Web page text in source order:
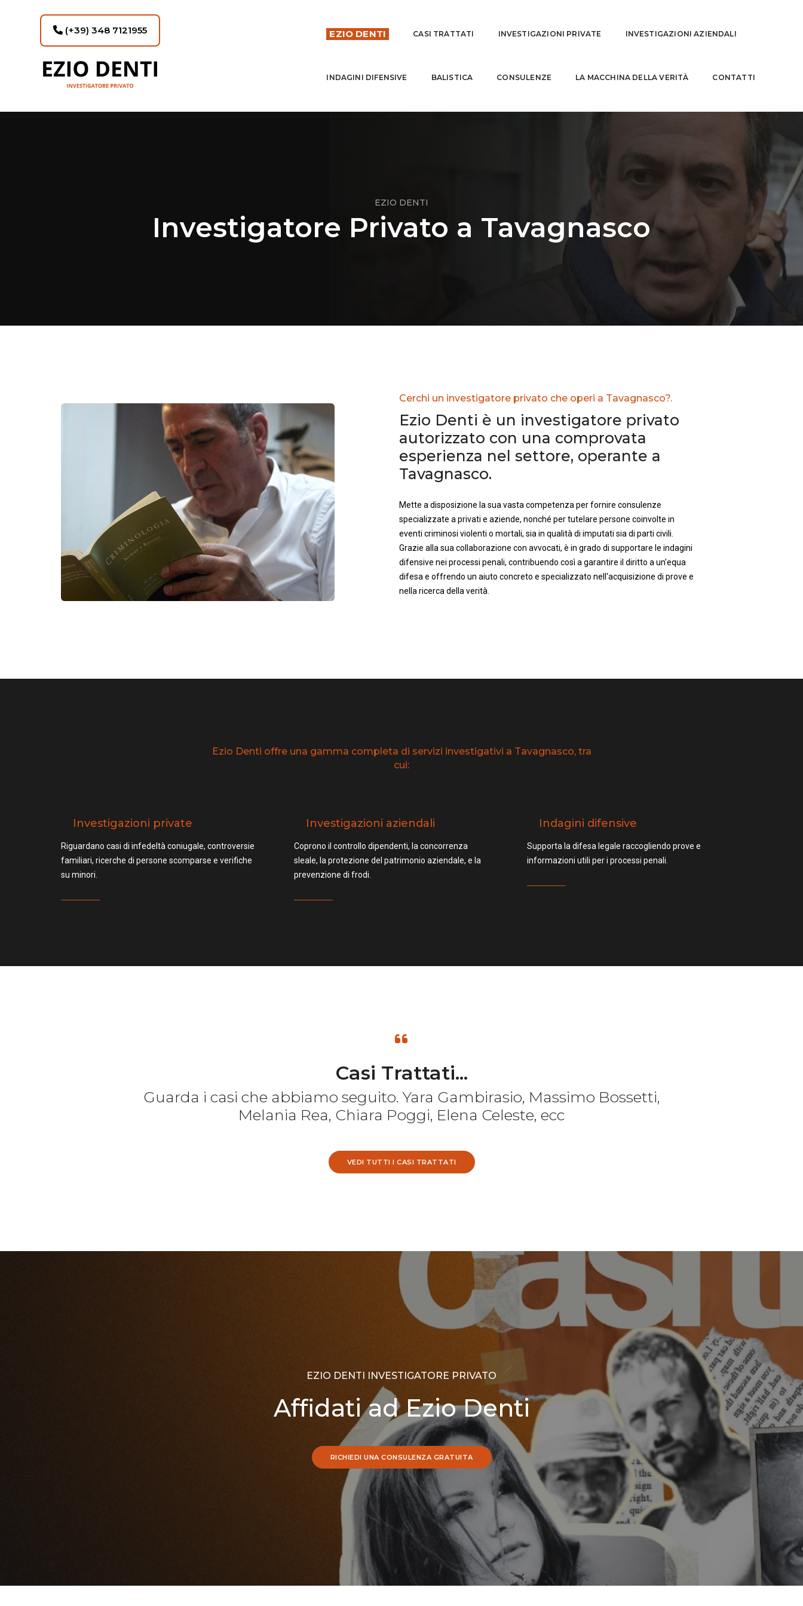
(+39) 348 7121955 EZIO DENTI CASI TRATTATI INVESTIGAZIONI PRIVATE INVESTIGAZIONI AZIENDALI
INDAGINI DIFENSIVE BALISTICA CONSULENZE LA MACCHINA DELLA VERITÀ CONTATTI
EZIO DENTI
Investigatore Privato a Tavagnasco
Cerchi un investigatore privato che operi a Tavagnasco?.
Ezio Denti è un investigatore privato
autorizzato con una comprovata
esperienza nel settore, operante a
Tavagnasco.
Mette a disposizione la sua vasta competenza per fornire consulenze
specializzate a privati e aziende, nonché per tutelare persone coinvolte in
eventi criminosi violenti o mortali, sia in qualità di imputati sia di parti civili.
Grazie alla sua collaborazione con avvocati, è in grado di supportare le indagini
difensive nei processi penali, contribuendo così a garantire il diritto a un'equa
difesa e offrendo un aiuto concreto e specializzato nell'acquisizione di prove e
nella ricerca della verità.
Ezio Denti offre una gamma completa di servizi investigativi a Tavagnasco, tra
cui:
Investigazioni private
Riguardano casi di infedeltà coniugale, controversie
familiari, ricerche di persone scomparse e verifiche
su minori.
Investigazioni aziendali
Coprono il controllo dipendenti, la concorrenza
sleale, la protezione del patrimonio aziendale, e la
prevenzione di frodi.
Indagini difensive
Supporta la difesa legale raccogliendo prove e
informazioni utili per i processi penali.
Casi Trattati...
Guarda i casi che abbiamo seguito. Yara Gambirasio, Massimo Bossetti,
Melania Rea, Chiara Poggi, Elena Celeste, ecc
VEDI TUTTI I CASI TRATTATI
EZIO DENTI INVESTIGATORE PRIVATO
Affidati ad Ezio Denti
RICHIEDI UNA CONSULENZA GRATUITA